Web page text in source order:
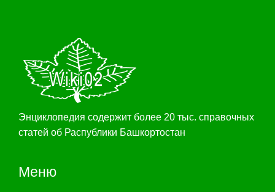
Энциклопедия содержит более 20 тыс. справочных
статей об Распублики Башкортостан
Меню